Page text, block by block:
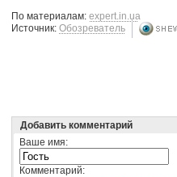
По материалам: expert.in.ua
Источник: Обозреватель
Добавить комментарий
Ваше имя:
Комментарий: